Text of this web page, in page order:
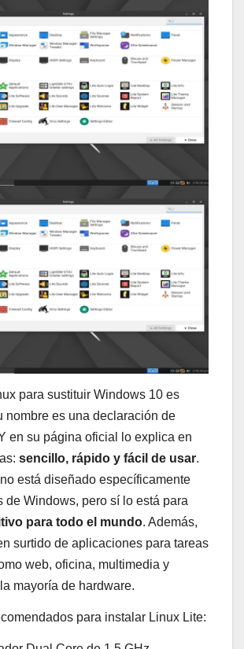
para sustituir Windows 10 es
nombre es una declaración de
en su página oficial lo explica en
sencillo, rápido y fácil de usar.
está diseñado específicamente
de Windows, pero sí lo está para
para todo el mundo. Además,
surtido de aplicaciones para tareas
web, oficina, multimedia y
mayoría de hardware.
para instalar Linux Lite: